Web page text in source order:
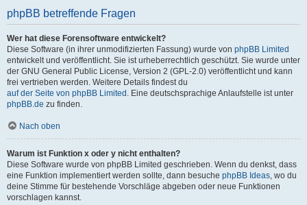
phpBB betreffende Fragen
Wer hat diese Forensoftware entwickelt?
Diese Software (in ihrer unmodifizierten Fassung) wurde von phpBB Limited
entwickelt und veröffentlicht. Sie ist urheberrechtlich geschützt. Sie wurde unter
der GNU General Public License, Version 2 (GPL-2.0) veröffentlicht und kann
frei vertrieben werden. Weitere Details findest du
auf der Seite von phpBB Limited . Eine deutschsprachige Anlaufstelle ist unter
phpBB.de zu finden.
Nach oben
Warum ist Funktion x oder y nicht enthalten?
Diese Software wurde von phpBB Limited geschrieben. Wenn du denkst, dass
eine Funktion implementiert werden sollte, dann besuche phpBB Ideas, wo du
deine Stimme für bestehende Vorschläge abgeben oder neue Funktionen
vorschlagen kannst.